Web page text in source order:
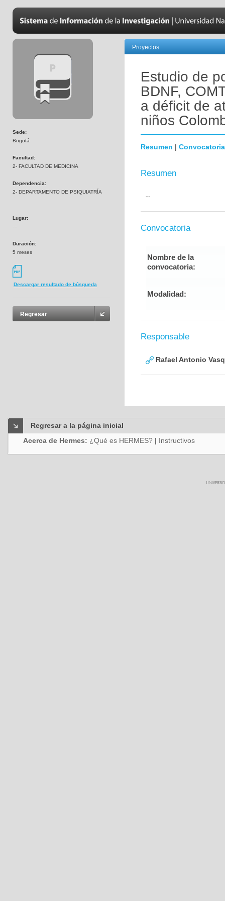
Sede:
Bogotá
Facultad:
2- FACULTAD DE MEDICINA
Dependencia:
2- DEPARTAMENTO DE PSIQUIATRÍA
Lugar:
---
Duración:
5 meses
Descargar resultado de búsqueda
Regresar
Proyectos
Estudio de
BDNF,
a déficit de
niños
Resumen | Convocatoria
Resumen
--
Convocatoria
Nombre de la
convocatoria:
Modalidad:
Responsable
Rafael Antonio
Regresar a la página inicial
Acerca de Hermes: ¿Qué es HERMES? | Instructivos